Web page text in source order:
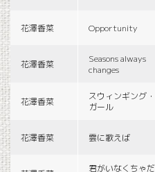
花澤香菜 Opportunity
花澤香菜
Seasons always
changes
花澤香菜
スウィンギング・
ガール
花澤香菜 雲に歌えば
君がいなくちゃだ